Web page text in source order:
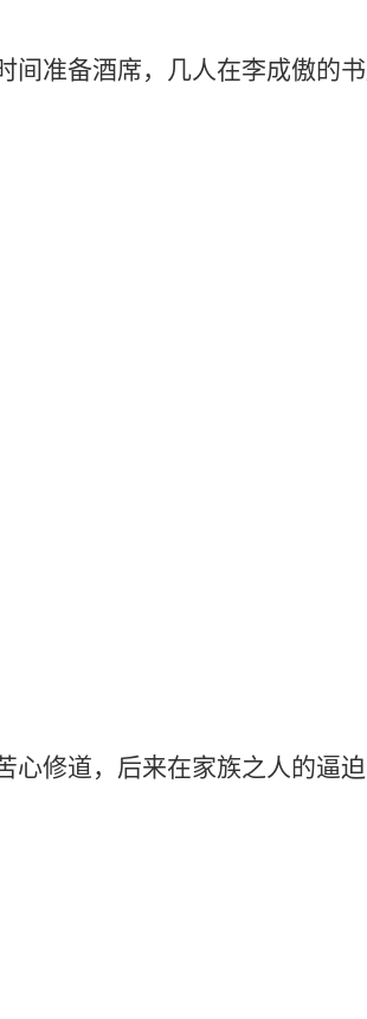
备酒席，几人在李成傲的书
，后来在家族之人的逼迫